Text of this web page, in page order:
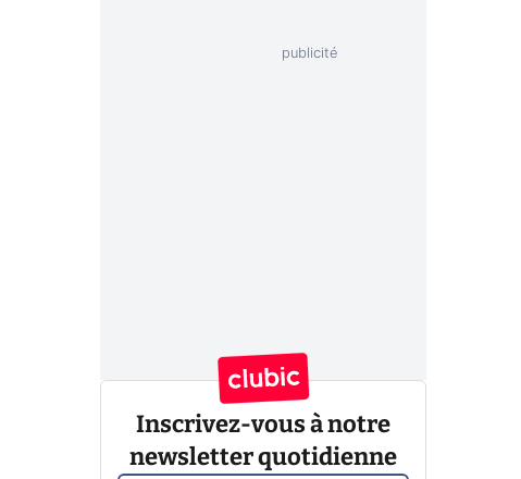
Inscrivez-vous à notre
newsletter quotidienne